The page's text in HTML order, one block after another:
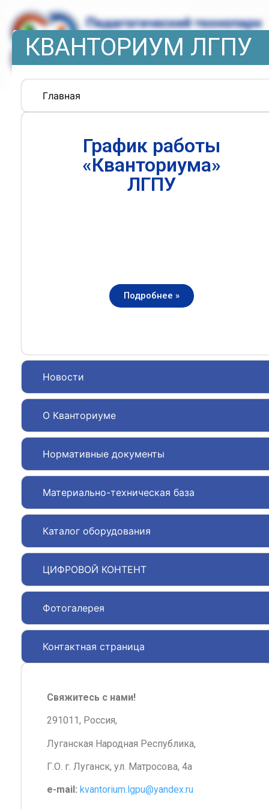
КВАНТОРИУМ ЛГПУ
Главная
Новости
О Кванториуме
Нормативные документы
Материально-техническая база
Каталог оборудования
ЦИФРОВОЙ КОНТЕНТ
Фотогалерея
Контактная страница
График работы
«Кванториума»
ЛГПУ
Подробнее »
Свяжитесь с нами!
291011, Россия,
Луганская Народная Республика,
Г.О. г. Луганск, ул. Матросова, 4а
e-mail: kvantorium.lgpu@yandex.ru